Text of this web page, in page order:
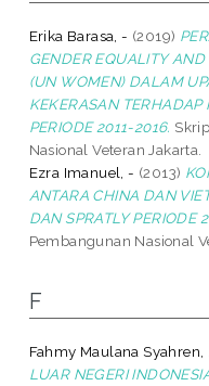
Erika Barasa, - (2019)
GENDER EQUALITY
(UN WOMEN) DALAM
KEKERASAN
PERIODE 2011-2016.
Nasional Veteran Jakarta.
Ezra Imanuel, - (2013)
ANTARA CHINA DAN
DAN SPRATLY PERIODE
Pembangunan Nasional
F
Fahmy Maulana Syahren, .
LUAR NEGERI